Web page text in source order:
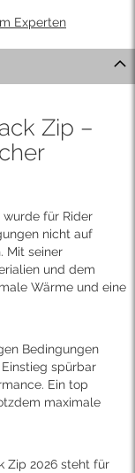
Experten
Zip –
wurde für Rider
nicht auf
Mit seiner
und dem
Wärme und eine
Bedingungen
spürbar
Ein top
maximale
Zip 2026 steht für